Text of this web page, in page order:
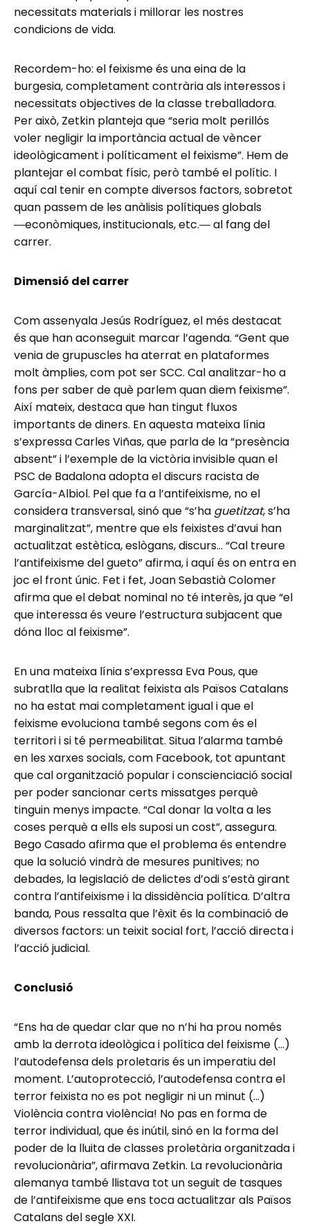
necessitats materials i millorar les nostres
condicions de vida.
Recordem-ho: el feixisme és una eina de la
burgesia, completament contrària als interessos i
necessitats objectives de la classe treballadora.
Per això, Zetkin planteja que “seria molt perillós
voler negligir la importància actual de vèncer
ideològicament i políticament el feixisme”. Hem de
plantejar el combat físic, però també el polític. I
aquí cal tenir en compte diversos factors, sobretot
quan passem de les anàlisis polítiques globals
―econòmiques, institucionals, etc.― al fang del
carrer.
Dimensió del carrer
Com assenyala Jesús Rodríguez, el més destacat
és que han aconseguit marcar l’agenda. “Gent que
venia de grupuscles ha aterrat en plataformes
molt àmplies, com pot ser SCC. Cal analitzar-ho a
fons per saber de què parlem quan diem feixisme”.
Així mateix, destaca que han tingut fluxos
importants de diners. En aquesta mateixa línia
s’expressa Carles Viñas, que parla de la “presència
absent” i l’exemple de la victòria invisible quan el
PSC de Badalona adopta el discurs racista de
García-Albiol. Pel que fa a l’antifeixisme, no el
considera transversal, sinó que “s’ha guetitzat, s’ha
marginalitzat”, mentre que els feixistes d’avui han
actualitzat estètica, eslògans, discurs… “Cal treure
l’antifeixisme del gueto” afirma, i aquí és on entra en
joc el front únic. Fet i fet, Joan Sebastià Colomer
afirma que el debat nominal no té interès, ja que “el
que interessa és veure l’estructura subjacent que
dóna lloc al feixisme”.
En una mateixa línia s’expressa Eva Pous, que
subratlla que la realitat feixista als Països Catalans
no ha estat mai completament igual i que el
feixisme evoluciona també segons com és el
territori i si té permeabilitat. Situa l’alarma també
en les xarxes socials, com Facebook, tot apuntant
que cal organització popular i conscienciació social
per poder sancionar certs missatges perquè
tinguin menys impacte. “Cal donar la volta a les
coses perquè a ells els suposi un cost”, assegura.
Bego Casado afirma que el problema és entendre
que la solució vindrà de mesures punitives; no
debades, la legislació de delictes d’odi s’està girant
contra l’antifeixisme i la dissidència política. D’altra
banda, Pous ressalta que l’èxit és la combinació de
diversos factors: un teixit social fort, l’acció directa i
l’acció judicial.
Conclusió
“Ens ha de quedar clar que no n’hi ha prou només
amb la derrota ideològica i política del feixisme (…)
l’autodefensa dels proletaris és un imperatiu del
moment. L’autoprotecció, l’autodefensa contra el
terror feixista no es pot negligir ni un minut (…)
Violència contra violència! No pas en forma de
terror individual, que és inútil, sinó en la forma del
poder de la lluita de classes proletària organitzada i
revolucionària”, afirmava Zetkin. La revolucionària
alemanya també llistava tot un seguit de tasques
de l’antifeixisme que ens toca actualitzar als Països
Catalans del segle XXI.